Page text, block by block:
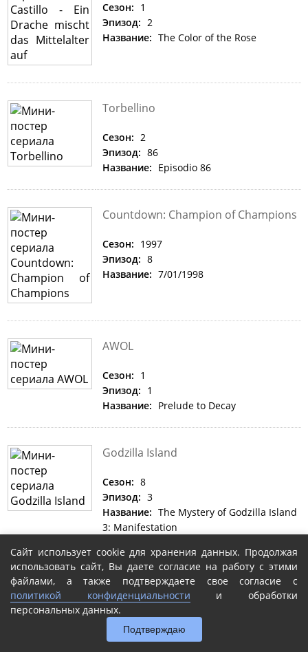
Сезон: 1
Эпизод: 2
Название: The Color of the Rose
Torbellino
Сезон: 2
Эпизод: 86
Название: Episodio 86
Countdown: Champion of Champions
Сезон: 1997
Эпизод: 8
Название: 7/01/1998
AWOL
Сезон: 1
Эпизод: 1
Название: Prelude to Decay
Godzilla Island
Сезон: 8
Эпизод: 3
Название: The Mystery of Godzilla Island
3: Manifestation
Les années fac
Сезон: 1
Эпизод: 182
Название: Le cas social
Сайт использует cookie для хранения данных. Продолжая
использовать сайт, Вы даете согласие на работу с этими
файлами, а также подтверждаете свое согласие с
политикой конфиденциальности и обработки
персональных данных.
Подтверждаю